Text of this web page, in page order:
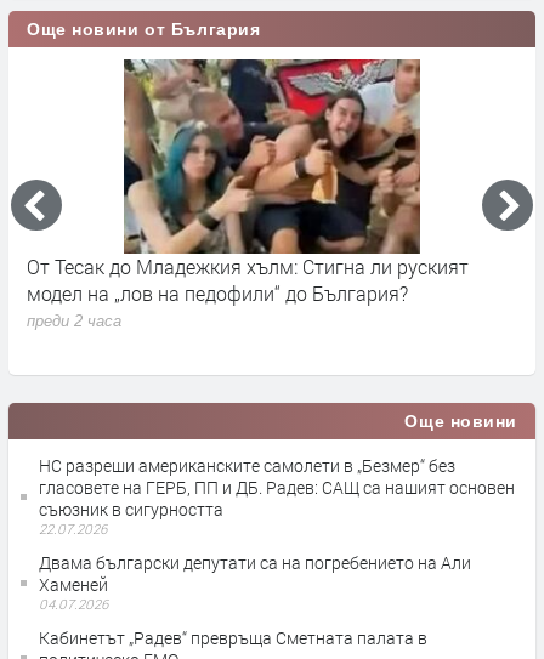
Още новини от България
хълм: Стигна ли руският
педофили“ до България?
От запад идват
преди 13 часа
Още новини
НС разреши американските самолети в „Безмер“ без
гласовете на ГЕРБ, ПП и ДБ. Радев: САЩ са нашият основен
съюзник в сигурността
22.07.2026
Двама български депутати са на погребението на Али
Хаменей
04.07.2026
Кабинетът „Радев“ превръща Сметната палата в